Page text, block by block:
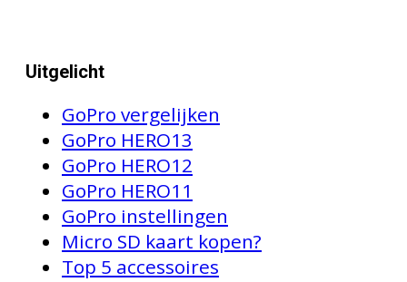
Uitgelicht
GoPro vergelijken
GoPro HERO13
GoPro HERO12
GoPro HERO11
GoPro instellingen
Micro SD kaart kopen?
Top 5 accessoires